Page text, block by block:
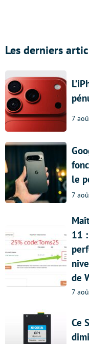
Les derniers
7
le
7
11
de
7
Ce